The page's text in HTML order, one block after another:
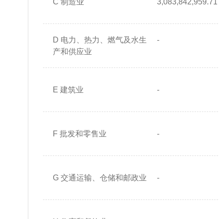
D 电力、热力、燃气及水生
产和供应业
-
E 建筑业 -
F 批发和零售业 -
G 交通运输、仓储和邮政业 -